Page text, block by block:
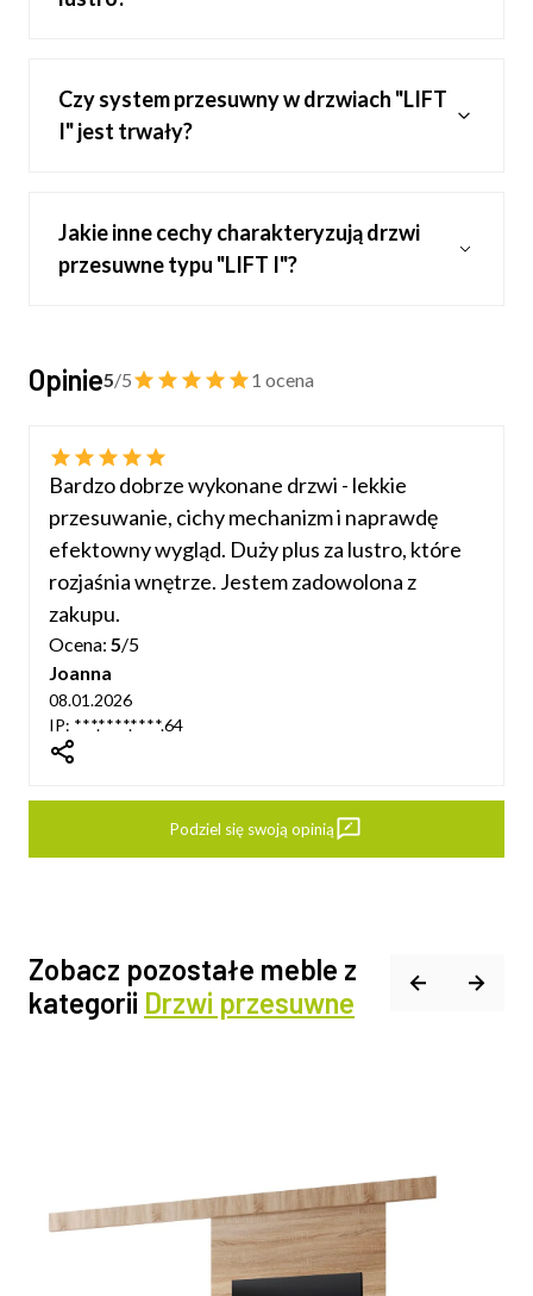
Czy system przesuwny w drzwiach "LIFT
I" jest trwały?
Jakie inne cechy charakteryzują drzwi
przesuwne typu "LIFT I"?
Opinie5/5 1 ocena
Bardzo dobrze wykonane drzwi - lekkie
przesuwanie, cichy mechanizm i naprawdę
efektowny wygląd. Duży plus za lustro, które
rozjaśnia wnętrze. Jestem zadowolona z
zakupu.
Ocena: 5/5
Joanna
08.01.2026
IP: ***.****.****.64
Podziel się swoją opinią
Zobacz pozostałe meble z
kategorii Drzwi przesuwne